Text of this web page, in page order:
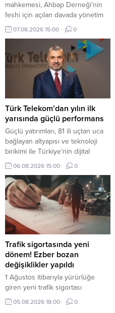
mahkemesi, Ahbap Derneği'nin
feshi için açılan davada yönetim
kayyumu atanmasına hükmetti.
Derneğim tüm faaliyetleri
tedbiren durduruldu.
Mahkemenin bu kararı ile
derneğin fesih süreci başlamış
07.08.2026 15:00 0
Türk Telekom’dan yılın ilk
yarısında güçlü performans
Güçlü yatırımları, 81 ili uçtan uca
bağlayan altyapısı ve teknoloji
birikimi ile Türkiye’nin dijital
dönüşümüne öncülük eden Türk
Telekom, 2026 yılı ikinci çeyrek
finansal ve operasyonel
sonuçlarını açıkladı.
06.08.2026 15:00 0
Trafik sigortasında yeni
dönem! Ezber bozan
değişiklikler yapıldı
1 Ağustos itibarıyla yürürlüğe
giren yeni trafik sigortası
düzenlemesiyle eksper atamaları
dijital sistem üzerinden yapılacak,
05.08.2026 18:00 0